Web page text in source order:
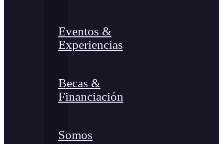
Eventos &
Experiencias
Becas &
Financiación
Somos